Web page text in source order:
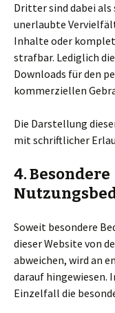
Dritter sind dabei als
unerlaubte
Inhalte oder
strafbar. Lediglich
Downloads für den
kommerziellen
Die Darstellung
mit schriftlicher
4. Besondere
Soweit besondere
dieser Website von
abweichen, wird an
darauf hingewiesen.
Einzelfall die